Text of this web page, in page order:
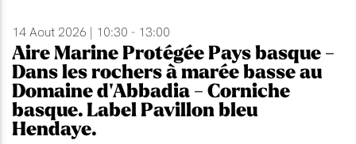
14 Aout 2026 | 10:30 - 13:00
Aire Marine Protégée Pays basque -
Dans les rochers à marée basse au
Domaine d'Abbadia - Corniche
basque. Label Pavillon bleu
Hendaye.